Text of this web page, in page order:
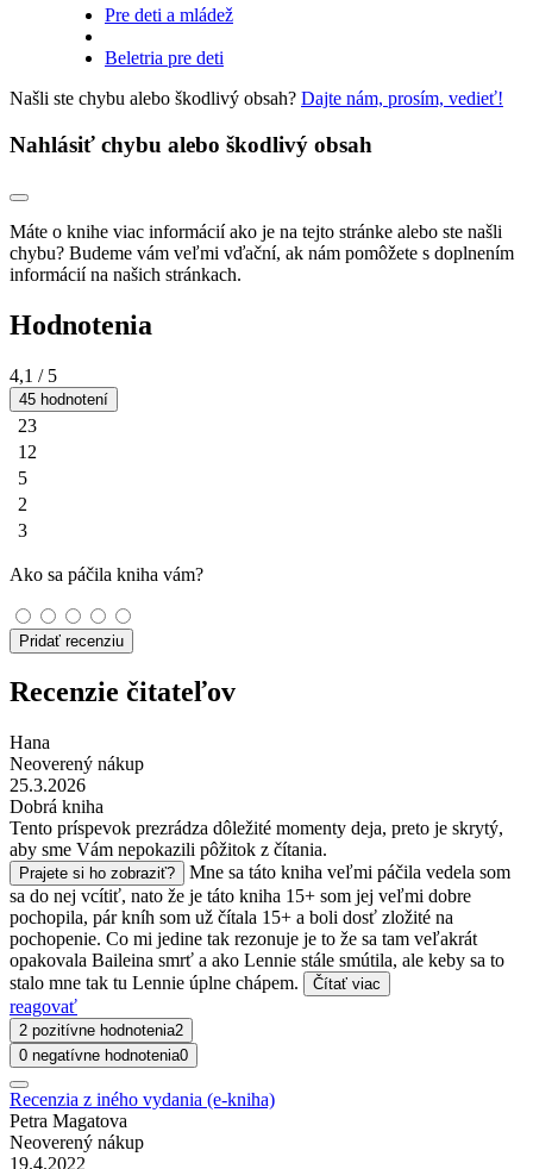
Pre deti a mládež
Beletria pre deti
Našli ste chybu alebo škodlivý obsah? Dajte nám, prosím, vedieť!
Nahlásiť chybu alebo škodlivý obsah
Máte o knihe viac informácií ako je na tejto stránke alebo ste našli
chybu? Budeme vám veľmi vďační, ak nám pomôžete s doplnením
informácií na našich stránkach.
Hodnotenia
4,1 / 5
45 hodnotení
23
12
5
2
3
Ako sa páčila kniha vám?
Pridať recenziu
Recenzie čitateľov
Hana
Neoverený nákup
25.3.2026
Dobrá kniha
Tento príspevok prezrádza dôležité momenty deja, preto je skrytý,
aby sme Vám nepokazili pôžitok z čítania.
Prajete si ho zobraziť?
Mne sa táto kniha veľmi páčila vedela som
sa do nej vcítiť, nato že je táto kniha 15+ som jej veľmi dobre
pochopila, pár kníh som už čítala 15+ a boli dosť zložité na
pochopenie. Co mi jedine tak rezonuje je to že sa tam veľakrát
opakovala Baileina smrť a ako Lennie stále smútila, ale keby sa to
stalo mne tak tu Lennie úplne chápem.
Čítať viac
reagovať
2 pozitívne hodnotenia2
0 negatívne hodnotenia0
Recenzia z iného vydania (e-kniha)
Petra Magatova
Neoverený nákup
19.4.2022